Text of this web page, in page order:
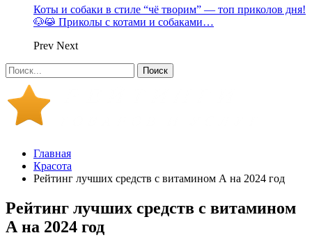
Коты и собаки в стиле “чё творим” — топ приколов дня!
🐶😹 Приколы с котами и собаками…
Prev Next
Главная
Красота
Рейтинг лучших средств с витамином А на 2024 год
Рейтинг лучших средств с витамином
А на 2024 год